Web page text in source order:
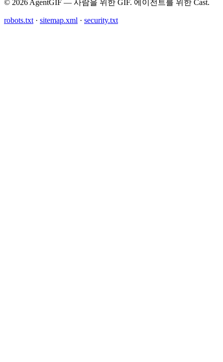
© 2026 AgentGIF — 사람을 위한 GIF. 에이전트를 위한 Cast.
robots.txt · sitemap.xml · security.txt